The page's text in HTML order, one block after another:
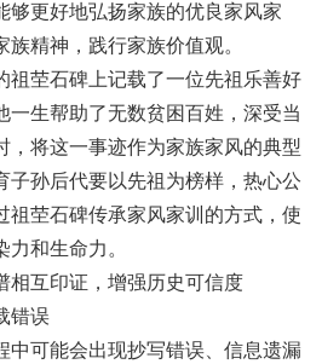
够更好地弘扬家族的优良家风家
精神，践行家族价值观。
茔石碑上记载了一位先祖乐善好
一生帮助了无数贫困百姓，深受当
，将这一事迹作为家族家风的典型
子孙后代要以先祖为榜样，热心公
祖茔石碑传承家风家训的方式，使
和生命力。
互印证，增强历史可信度
错误
可能会出现抄写错误、信息遗漏